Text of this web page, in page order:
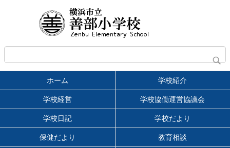
ホーム 学校紹介
学校経営 学校協働運営協議会
学校日記 学校だより
保健だより 教育相談